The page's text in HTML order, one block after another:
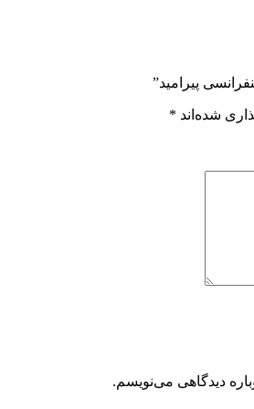
پیرامید”
شده‌اند *
دیدگاهی می‌نویسم.